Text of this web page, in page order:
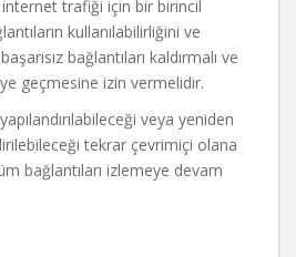
trafiği için bir birincil
kullanılabilirliğini ve
bağlantıları kaldırmalı ve
geçmesine izin vermelidir.
veya yeniden
tekrar çevrimiçi olana
bağlantıları izlemeye devam